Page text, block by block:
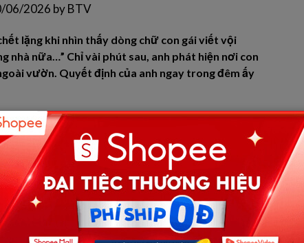
06/2026 byBTV
lặng khi nhìn thấy dòng chữ con gái viết vội
nhà nữa…” Chỉ vài phút sau, anh phát hiện nơi con
vườn. Quyết định của anh ngay trong đêm ấy
điểm gần chín giờ tối. Anh Tuấn vác chiếc ba lô bạc
gió biển. Chuyến đánh bắt kết thúc sớm hơn dự kiến
không báo trước. Anh muốn tạo bất ngờ cho cô con
đèn hắt ra từ những ngôi nhà ven đường loang loáng
sẽ reo lên rồi lao vào ôm lấy mình như mỗi lần trước.